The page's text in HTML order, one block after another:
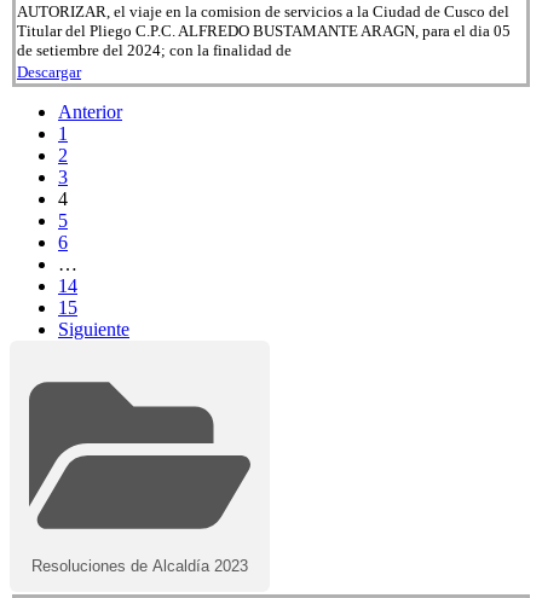
AUTORIZAR, el viaje en la comision de servicios a la Ciudad de Cusco del
Titular del Pliego C.P.C. ALFREDO BUSTAMANTE ARAGN, para el dia 05
de setiembre del 2024; con la finalidad de
Descargar
Anterior
1
2
3
4
5
6
…
14
15
Siguiente
Resoluciones de Alcaldía 2023